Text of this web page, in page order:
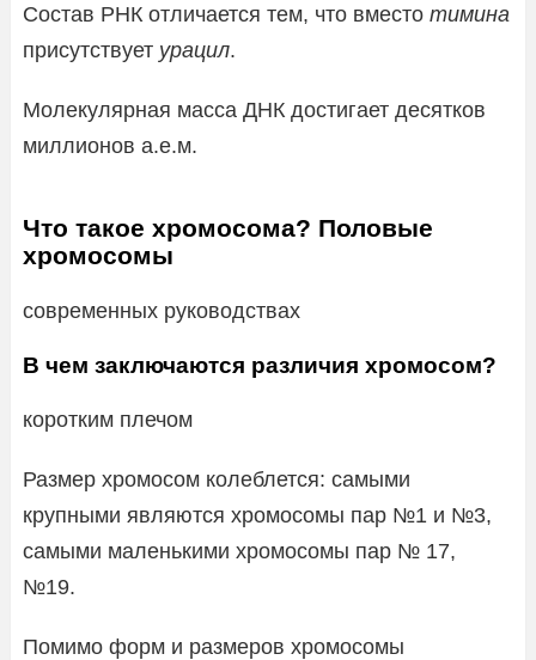
Состав РНК отличается тем, что вместо тимина
присутствует урацил.
Молекулярная масса ДНК достигает десятков
миллионов а.е.м.
Что такое хромосома? Половые
хромосомы
современных руководствах
В чем заключаются различия хромосом?
коротким плечом
Размер хромосом колеблется: самыми
крупными являются хромосомы пар №1 и №3,
самыми маленькими хромосомы пар № 17,
№19.
Помимо форм и размеров хромосомы